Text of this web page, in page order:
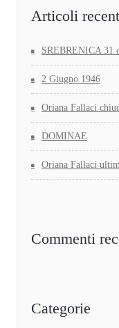
Articoli
SREBRENICA 31
2 Giugno 1946
Oriana Fallaci
DOMINAE
Oriana Fallaci
Commenti
Categorie